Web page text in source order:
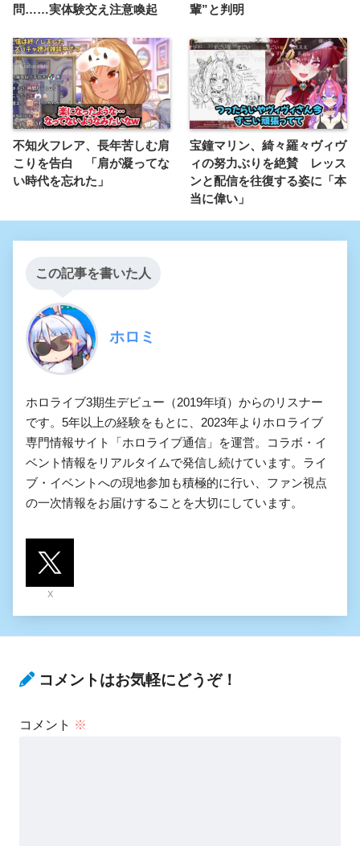
問……実体験交え注意喚起 輩”と判明
不知火フレア、長年苦しむ肩
こりを告白 「肩が凝ってな
い時代を忘れた」
宝鐘マリン、綺々羅々ヴィヴ
ィの努力ぶりを絶賛 レッス
ンと配信を往復する姿に「本
当に偉い」
この記事を書いた人
ホロミ
ホロライブ3期生デビュー（2019年頃）からのリスナー
です。5年以上の経験をもとに、2023年よりホロライブ
専門情報サイト「ホロライブ通信」を運営。コラボ・イ
ベント情報をリアルタイムで発信し続けています。ライ
ブ・イベントへの現地参加も積極的に行い、ファン視点
の一次情報をお届けすることを大切にしています。
X
コメントはお気軽にどうぞ！
コメント ※